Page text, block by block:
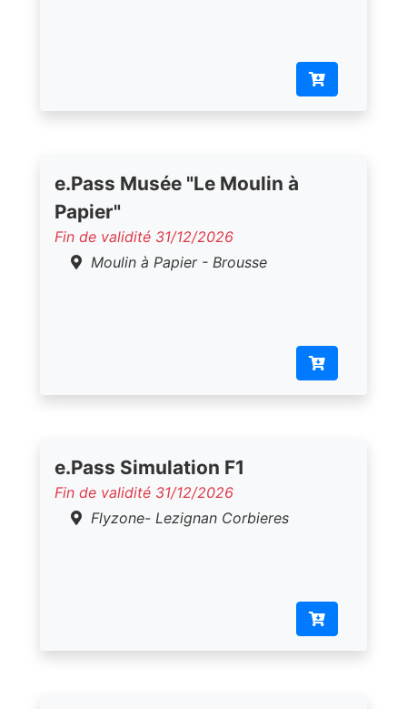
e.Pass Musée "Le Moulin à
Papier"
Fin de validité 31/12/2026
Moulin à Papier - Brousse
e.Pass Simulation F1
Fin de validité 31/12/2026
Flyzone- Lezignan Corbieres